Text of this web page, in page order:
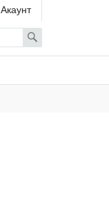
Акаунт
Search